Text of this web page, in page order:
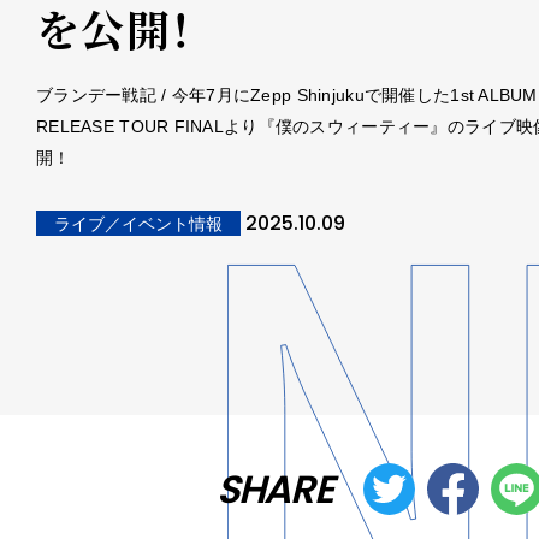
を公開！
ブランデー戦記 / 今年7月にZepp Shinjukuで開催した1st ALBUM
RELEASE TOUR FINALより『僕のスウィーティー』のライブ映
開！
ライブ／イベント情報 2025.10.09
SHARE